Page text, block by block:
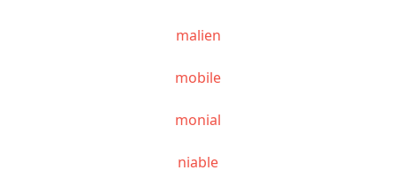
malien
mobile
monial
niable